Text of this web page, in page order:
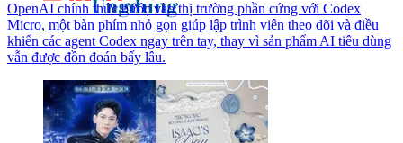
OpenAI chính thức bước vào thị trường phần cứng với Codex
Micro, một bàn phím nhỏ gọn giúp lập trình viên theo dõi và điều
khiển các agent Codex ngay trên tay, thay vì sản phẩm AI tiêu dùng
vẫn được đồn đoán bấy lâu.